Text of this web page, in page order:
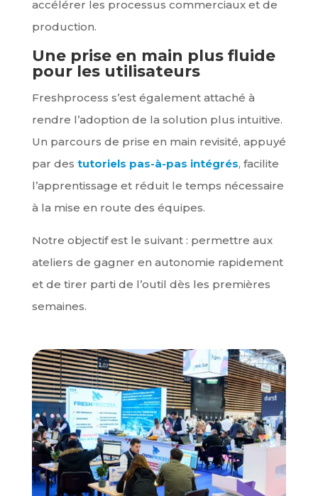
accélérer les processus commerciaux et de
production.
Une prise en main plus fluide
pour les utilisateurs
Freshprocess s’est également attaché à
rendre l’adoption de la solution plus intuitive.
Un parcours de prise en main revisité, appuyé
par des tutoriels pas-à-pas intégrés, facilite
l’apprentissage et réduit le temps nécessaire
à la mise en route des équipes.
Notre objectif est le suivant : permettre aux
ateliers de gagner en autonomie rapidement
et de tirer parti de l’outil dès les premières
semaines.